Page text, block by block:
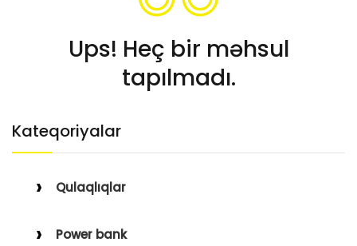
Kateqoriyalar
Qulaqlıqlar
Power bank
Ups! Heç bir məhsul
tapılmadı.